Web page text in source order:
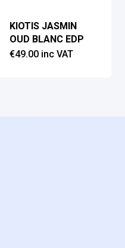
KIOTIS JASMIN
OUD BLANC EDP
€49.00 inc VAT